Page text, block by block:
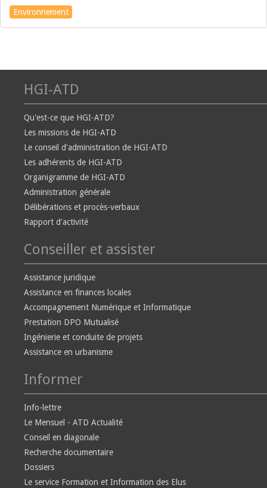
Environnement
HGI-ATD
Qu'est-ce que HGI-ATD?
Les missions de HGI-ATD
Le conseil d'administration de HGI-ATD
Les adhérents de HGI-ATD
Organigramme de HGI-ATD
Administration générale
Délibérations et procès-verbaux
Rapport d'activité
Conseiller et assister
Assistance juridique
Assistance en finances locales
Accompagnement Numérique et Informatique
Prestation DPO Mutualisé
Ingénierie et conduite de projets
Assistance en urbanisme
Informer
Info-lettre
Le Mensuel - ATD Actualité
Conseil en diagonale
Recherche documentaire
Dossiers
Le service Formation et Information des Elus